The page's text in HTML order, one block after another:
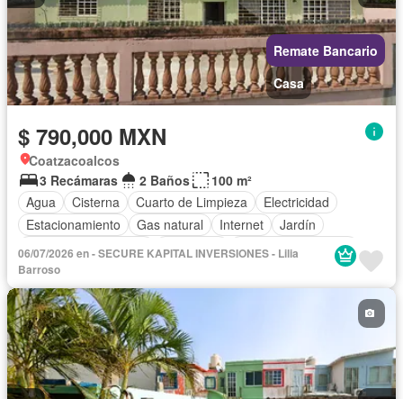
Remate Bancario
Casa
$ 790,000 MXN
Coatzacoalcos
3 Recámaras
2 Baños
100 m²
Agua
Cisterna Cuarto de Limpieza
Electricidad
Estacionamiento
Gas natural Internet
Jardín
Recámara con closet
Seguridad
Televisión por cable
Wifi
06/07/2026 en - SECURE KAPITAL INVERSIONES - Lilia
Barroso